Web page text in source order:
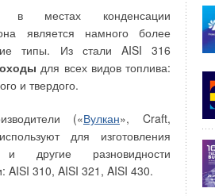
в местах конденсации
является намного более
типы. Из стали AISI 316
для всех видов топлива:
и твердого.
(«Вулкан», Craft,
для изготовления
другие разновидности
AISI 310, AISI 321, AISI 430.
потребителей.
в быту является
борьбе с кризисом водных
электронные водосчетчики
воды дополнительные
расчеты с
обслуживание
сетей —